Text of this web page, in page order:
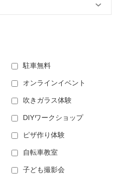
駐車無料
オンラインイベント
吹きガラス体験
DIYワークショップ
ピザ作り体験
自転車教室
子ども撮影会